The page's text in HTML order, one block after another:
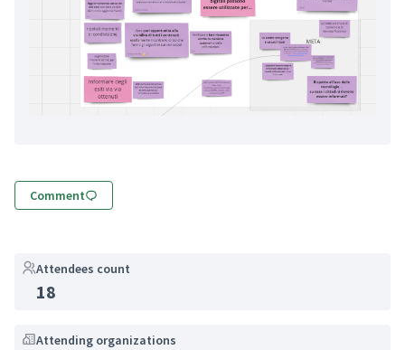
Comment
Attendees count
18
Attending organizations